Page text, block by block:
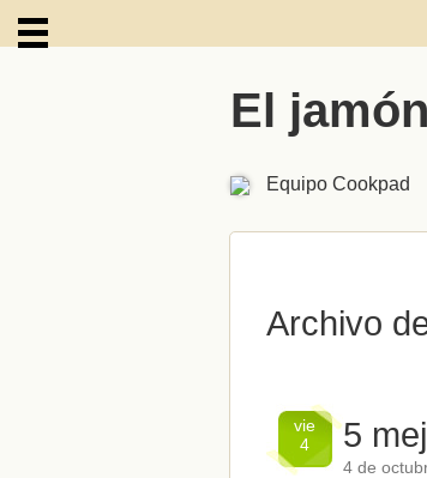
El
Equipo Cookpad
Archivo
vie
4
5
4 de